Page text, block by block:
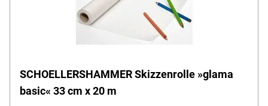
SCHOELLERSHAMMER Skizzenrolle »glama
basic« 33 cm x 20 m